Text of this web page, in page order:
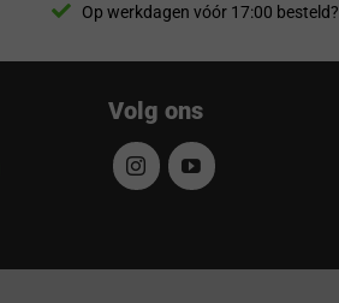
Op werkdagen vóór 17:00 besteld?
Volg ons